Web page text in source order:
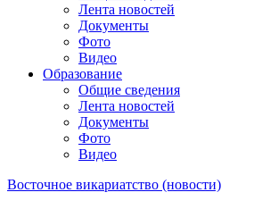
Лента новостей
Документы
Фото
Видео
Образование
Общие сведения
Лента новостей
Документы
Фото
Видео
Восточное викариатство (новости)